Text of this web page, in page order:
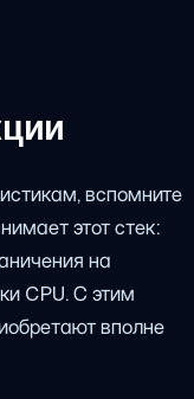
вспомните
этот стек:
на
CPU. С этим
вполне